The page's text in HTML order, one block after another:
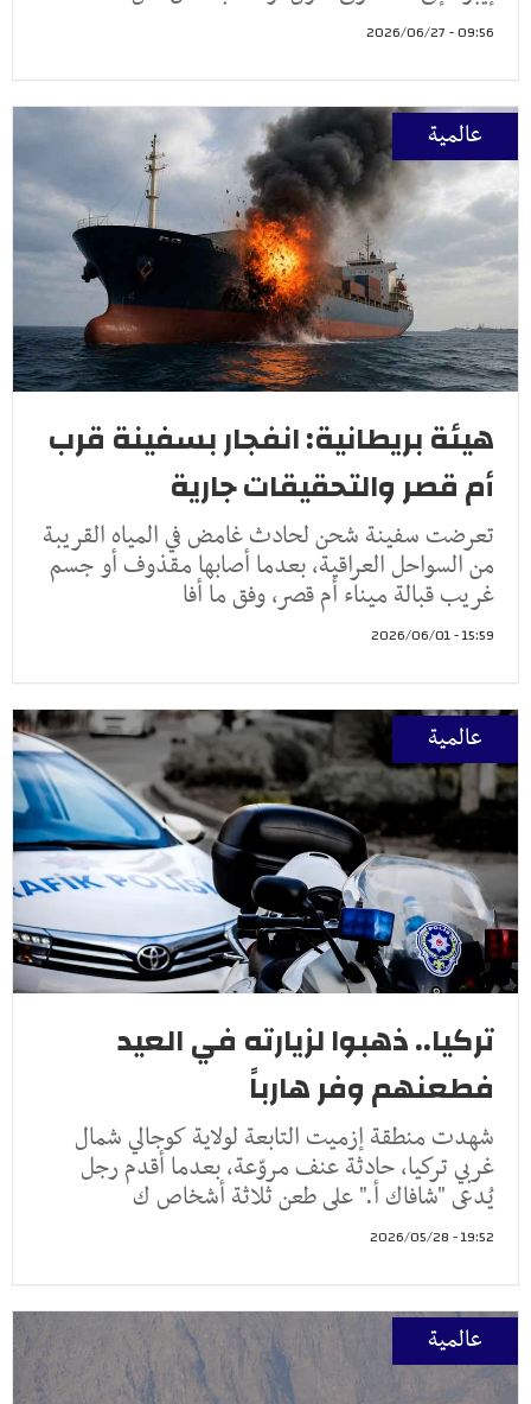
09:56 - 2026/06/27
عالمية
هيئة بريطانية: انفجار بسفينة قرب
أم قصر والتحقيقات جارية
تعرضت سفينة شحن لحادث غامض في المياه القريبة
من السواحل العراقية، بعدما أصابها مقذوف أو جسم
غريب قبالة ميناء أم قصر، وفق ما أفا
15:59 - 2026/06/01
عالمية
تركيا.. ذهبوا لزيارته في العيد
فطعنهم وفر هارباً
شهدت منطقة إزميت التابعة لولاية كوجالي شمال
غربي تركيا، حادثة عنف مروّعة، بعدما أقدم رجل
يُدعى "شافاك أ." على طعن ثلاثة أشخاص ك
19:52 - 2026/05/28
عالمية